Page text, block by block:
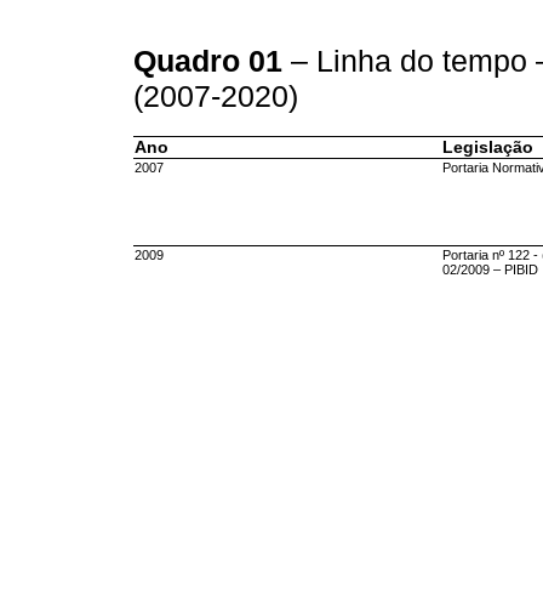
Quadro 01 – Linha do tempo
(2007-2020)
Ano Legislação
2007 Portaria
2009
Portaria nº 122 -
02/2009 – PIBID